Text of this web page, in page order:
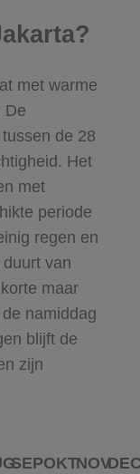
met warme
De
de 28
Het
met
periode
regen en
van
maar
namiddag
blijft de
zijn
SEPOKTNOV